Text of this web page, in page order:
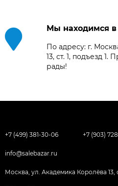
Мы находимся
По адресу: г.
13, ст. 1, подъезд
рады!
+7 (499) 381-30-06 +7 (903)
info@salebazar.ru
Москва, ул. Академика Королёва 13,